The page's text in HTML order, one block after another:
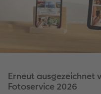
Erneut ausgezeichnet
Fotoservice 2026